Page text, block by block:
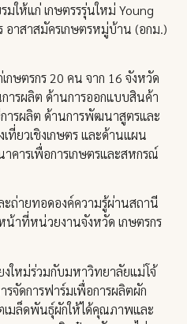
ให้แก่ เกษตรรรุ่นใหม่ Young
อาสาสมัครเกษตรหมู่บ้าน (อกม.)
กษตรกร 20 คน จาก 16 จังหวัด
ารผลิต ด้านการออกแบบสินค้า
ารผลิต ด้านการพัฒนาสูตรและ
ยวเชิงเกษตร และด้านแผน
คารเพื่อการเกษตรและสหกรณ์
ถ่ายทอดองค์ความรู้ผ่านสถานี
น้าที่หน่วยงานจังหวัด เกษตรกร
งใหม่ร่วมกับมหาวิทยาลัยแม่โจ้
จัดการฟาร์มเพื่อการผลิตผัก
มล็ดพันธุ์ผักให้ได้คุณภาพและ